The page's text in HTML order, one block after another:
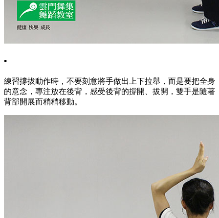
•
練習撐拔動作時，不要刻意將手做出上下拉舉，而是要把全身
的意念，專注放在後背，感受後背的撐開、拔開，雙手是隨著
背部開展而稍稍移動。